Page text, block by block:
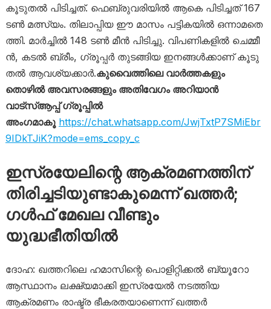
കൂ​ടു​ത​ൽ പി​ടി​ച്ച​ത്. ഫെ​ബ്രു​വ​രി​യി​ൽ ആ​കെ പി​ടി​ച്ച​ത് 167
ട​ൺ മ​ത്സ്യം. തി​ലാ​പ്പി​യ ഈ ​മാ​സം പ​ട്ടി​ക​യി​ൽ ഒ​ന്നാ​മ​തെ​
ത്തി. മാ​ർ​ച്ചി​ൽ 148 ട​ൺ മീ​ൻ പി​ടി​ച്ചു. വി​പ​ണി​ക​ളി​ൽ ചെ​മ്മീ​
ൻ, ക​ട​ൽ ബ്രീം, ​ഗ്രൂ​പ്പ​ർ തു​ട​ങ്ങി​യ ഇ​ന​ങ്ങ​ൾ​ക്കാ​ണ് കൂ​ടു​
ത​ല്‍ ആ​വ​ശ്യ​ക്കാ​ർ.കുവൈത്തിലെ വാർത്തകളും
തൊഴിൽ അവസരങ്ങളും അതിവേഗം അറിയാൻ
വാട്സ്ആപ്പ് ഗ്രൂപ്പിൽ
അംഗമാകൂ https://chat.whatsapp.com/JwjTxtP7SMiEbr
9IDkTJiK?mode=ems_copy_c
ഇസ്രയേലിന്റെ ആക്രമണത്തിന്
തിരിച്ചടിയുണ്ടാകുമെന്ന് ഖത്തർ; ​
ഗൾഫ് മേഖല വീണ്ടും
യുദ്ധഭീതിയിൽ
ദോഹ: ഖത്തറിലെ ഹമാസിന്റെ പൊളിറ്റിക്കൽ ബ്യൂറോ
ആസ്ഥാനം ലക്ഷ്യമാക്കി ഇസ്രയേൽ നടത്തിയ
ആക്രമണം രാഷ്ട്ര ഭീകരതയാണെന്ന് ഖത്തർ